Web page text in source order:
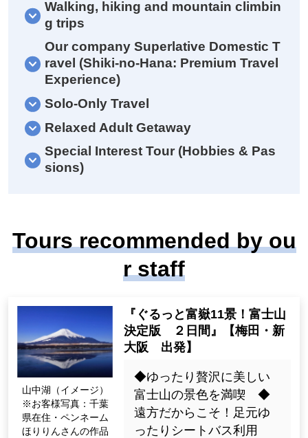
Walking, hiking and mountain climbin
g trips
Our company Superlative Domestic T
ravel (Shiki-no-Hana: Premium Travel
Experience)
Solo-Only Travel
Relaxed Adult Getaway
Special Interest Tour (Hobbies & Pas
sions)
Tours recommended by ou
r staff
山中湖（イメージ）
※お客様写真：千葉
県在住・ペンネーム
ほりりんさんの作品
"11 views of Mt. Fuji! Mt. Fuj
i Definitive Edition 2 Days"
[Umeda ・Departure from S
◆ Relax and enjoy the bea
utiful view of Mt. Fuji in lux
ury ◆ Because it's a long